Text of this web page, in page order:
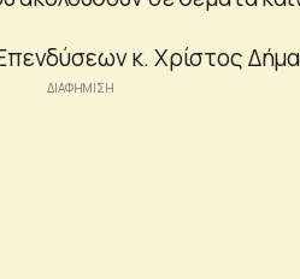
κ. Χρίστος